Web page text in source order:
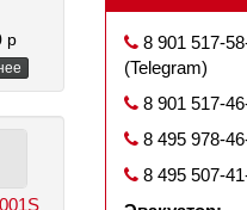
р
8 901 517-
(Telegram)
8 901 517-
8 495 978-
8 495 507-